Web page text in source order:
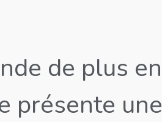
de plus en
présente une